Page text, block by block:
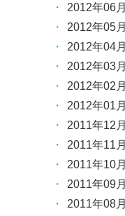
2012年06月
2012年05月
2012年04月
2012年03月
2012年02月
2012年01月
2011年12月
2011年11月
2011年10月
2011年09月
2011年08月